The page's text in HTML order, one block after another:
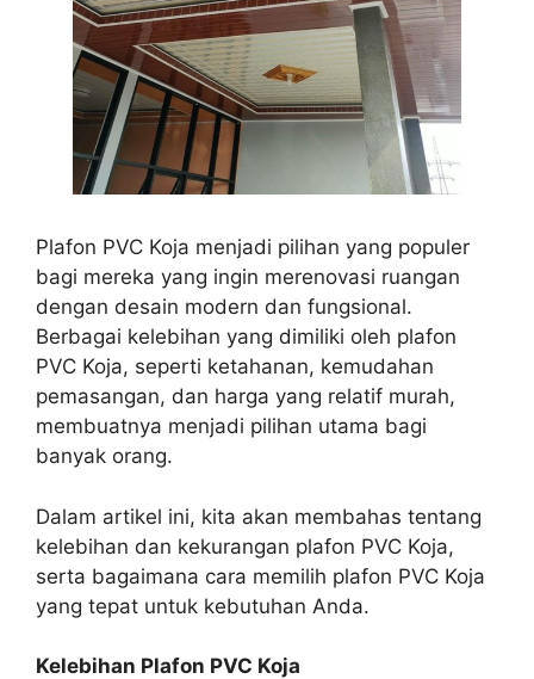
Plafon PVC Koja menjadi pilihan yang populer
bagi mereka yang ingin merenovasi ruangan
dengan desain modern dan fungsional.
Berbagai kelebihan yang dimiliki oleh plafon
PVC Koja, seperti ketahanan, kemudahan
pemasangan, dan harga yang relatif murah,
membuatnya menjadi pilihan utama bagi
banyak orang.
Dalam artikel ini, kita akan membahas tentang
kelebihan dan kekurangan plafon PVC Koja,
serta bagaimana cara memilih plafon PVC Koja
yang tepat untuk kebutuhan Anda.
Kelebihan Plafon PVC Koja